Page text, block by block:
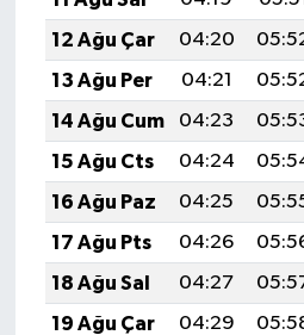
12 Ağu Çar
04:20
13 Ağu Per
04:21
14 Ağu Cum
04:23
15 Ağu Cts
04:24
16 Ağu Paz
04:25
17 Ağu Pts
04:26
18 Ağu Sal
04:27
19 Ağu Çar
04:29